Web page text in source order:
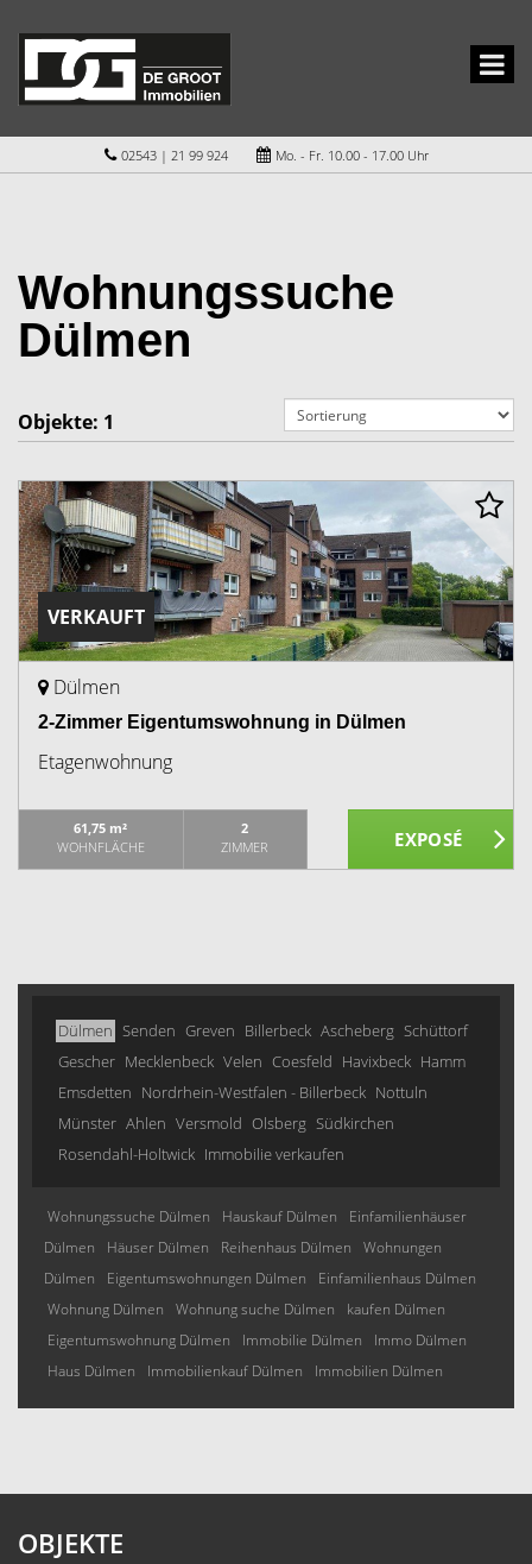
02543 | 21 99 924 Mo. - Fr. 10.00 - 17.00 Uhr
Wohnungssuche
Dülmen
Objekte: 1
VERKAUFT
Dülmen
2-Zimmer Eigentumswohnung in Dülmen
Etagenwohnung
61,75 m²
WOHNFLÄCHE
2
ZIMMER
Dülmen Senden Greven Billerbeck Ascheberg Schüttorf
Gescher Mecklenbeck Velen Coesfeld Havixbeck Hamm
Emsdetten Nordrhein-Westfalen - Billerbeck Nottuln
Münster Ahlen Versmold Olsberg Südkirchen
Rosendahl-Holtwick Immobilie verkaufen
Wohnungssuche Dülmen Hauskauf Dülmen
Einfamilienhäuser
Dülmen
Häuser Dülmen Reihenhaus Dülmen
Wohnungen
Dülmen
Eigentumswohnungen Dülmen
Einfamilienhaus Dülmen
Wohnung Dülmen
Wohnung suche Dülmen
kaufen Dülmen
Eigentumswohnung Dülmen
Immobilie Dülmen
Immo Dülmen
Haus Dülmen
Immobilienkauf Dülmen Immobilien Dülmen
OBJEKTE